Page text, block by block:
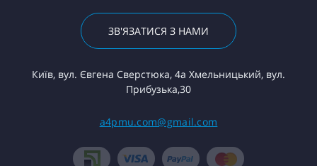
ЗВ'ЯЗАТИСЯ З НАМИ
Київ, вул. Євгена Сверстюка, 4а Хмельницький, вул.
Прибузька,30
a4pmu.com@gmail.com